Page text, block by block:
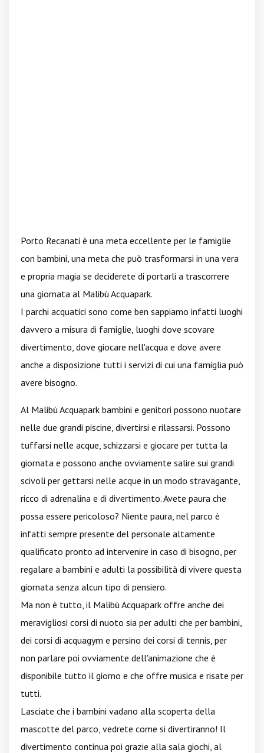
Porto Recanati è una meta eccellente per le famiglie
con bambini, una meta che può trasformarsi in una vera
e propria magia se deciderete di portarli a trascorrere
una giornata al Malibù Acquapark.
I parchi acquatici sono come ben sappiamo infatti luoghi
davvero a misura di famiglie, luoghi dove scovare
divertimento, dove giocare nell'acqua e dove avere
anche a disposizione tutti i servizi di cui una famiglia può
avere bisogno.
Al Malibù Acquapark bambini e genitori possono nuotare
nelle due grandi piscine, divertirsi e rilassarsi. Possono
tuffarsi nelle acque, schizzarsi e giocare per tutta la
giornata e possono anche ovviamente salire sui grandi
scivoli per gettarsi nelle acque in un modo stravagante,
ricco di adrenalina e di divertimento. Avete paura che
possa essere pericoloso? Niente paura, nel parco è
infatti sempre presente del personale altamente
qualificato pronto ad intervenire in caso di bisogno, per
regalare a bambini e adulti la possibilità di vivere questa
giornata senza alcun tipo di pensiero.
Ma non è tutto, il Malibù Acquapark offre anche dei
meravigliosi corsi di nuoto sia per adulti che per bambini,
dei corsi di acquagym e persino dei corsi di tennis, per
non parlare poi ovviamente dell'animazione che è
disponibile tutto il giorno e che offre musica e risate per
tutti.
Lasciate che i bambini vadano alla scoperta della
mascotte del parco, vedrete come si divertiranno! Il
divertimento continua poi grazie alla sala giochi, al